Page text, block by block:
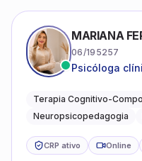
MARIANA
06/195257
Psicóloga
do
Terapia Cognitivo-
Neuropsicopedagogia
CRP ativo Online